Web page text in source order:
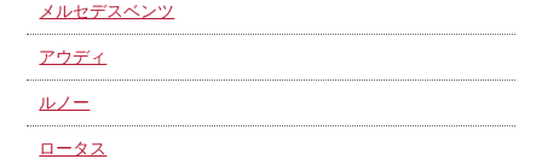
メルセデスベンツ
アウディ
ルノー
ロータス